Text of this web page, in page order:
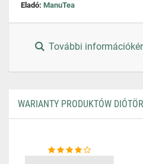
Eladó: ManuTea
További
WARIANTY PRODUKTÓW